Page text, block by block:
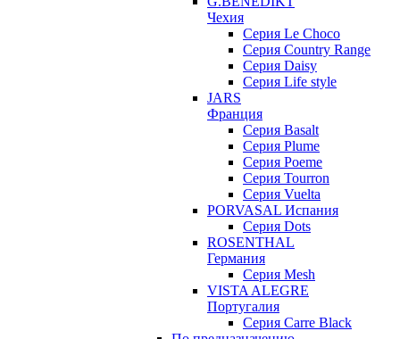
Чехия
Cерия Le Choco
Серия Country Range
Серия Daisy
Серия Life style
JARS
Франция
Серия Basalt
Серия Plume
Серия Poeme
Серия Tourron
Серия Vuelta
PORVASAL Испания
Серия Dots
ROSENTHAL
Германия
Серия Mesh
VISTA ALEGRE
Португалия
Серия Carre Black